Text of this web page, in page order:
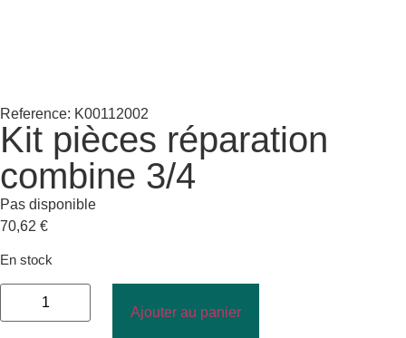
Reference: K00112002
Kit pièces réparation
combine 3/4
Pas disponible
70,62 €
En stock
Ajouter au panier